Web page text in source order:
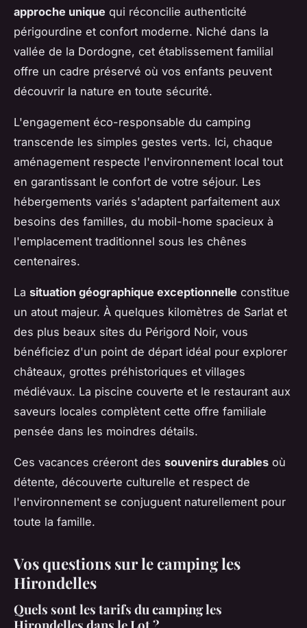
approche unique qui réconcilie authenticité
périgourdine et confort moderne. Niché dans la
vallée de la Dordogne, cet établissement familial
offre un cadre préservé où vos enfants peuvent
découvrir la nature en toute sécurité.
L'engagement éco-responsable du camping
transcende les simples gestes verts. Ici, chaque
aménagement respecte l'environnement local tout
en garantissant le confort de votre séjour. Les
hébergements variés s'adaptent parfaitement aux
besoins des familles, du mobil-home spacieux à
l'emplacement traditionnel sous les chênes
centenaires.
La situation géographique exceptionnelle constitue
un atout majeur. À quelques kilomètres de Sarlat et
des plus beaux sites du Périgord Noir, vous
bénéficiez d'un point de départ idéal pour explorer
châteaux, grottes préhistoriques et villages
médiévaux. La piscine couverte et le restaurant aux
saveurs locales complètent cette offre familiale
pensée dans les moindres détails.
Ces vacances créeront des souvenirs durables où
détente, découverte culturelle et respect de
l'environnement se conjuguent naturellement pour
toute la famille.
Vos questions sur le camping les
Hirondelles
Quels sont les tarifs du camping les